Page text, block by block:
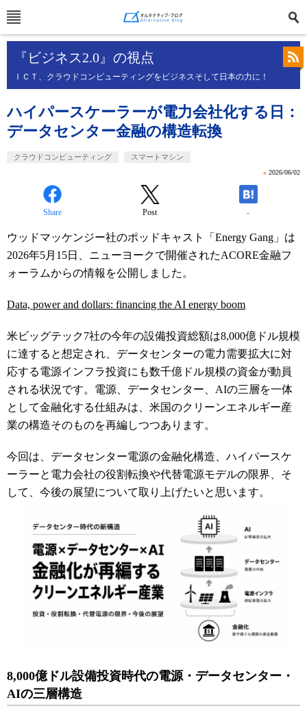
『ビジネス2.0』の視点
ＩＣＴ、クラウドコンピューティングをビジネスそして日本の力に！
ハイパースケーラーが電力会社化する日：
データセンター金融の構造転換
クラウドコンピューティング スマートマシン
» 2026/06/02
Share Post -
ウッドマッケンジー社のポッドキャスト「Energy Gang」は
2026年5月15日、ニューヨークで開催されたACORE金融フ
ォーラムからの情報を公開しました。
Data, power and dollars: financing the AI energy boom
米ビッグテック7社の今年の設備投資総額は8,000億ドル規模
に達すると想定され、データセンターの電力需要拡大に対
応する電源インフラ投資にも数千億ドル規模の資金が動員
される状況です。電源、データセンター、AIの三層を一体
として金融化する仕組みは、米国のクリーンエネルギー産
業の構造そのものを再編しつつあります。
今回は、データセンター電源の金融化構造、ハイパースケ
ーラーと電力会社の役割転換や代替電源モデルの限界、そ
して、今後の展望について取り上げたいと思います。
8,000億ドル設備投資時代の電源・データセンター・
AIの三層構造